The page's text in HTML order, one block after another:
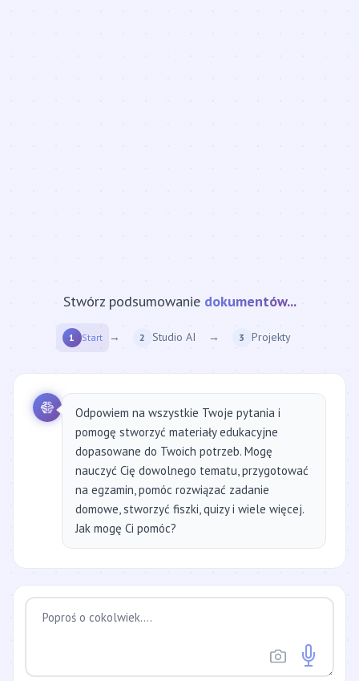
Stwórz podsumowanie strony internetowej...
1 Start → 2 Studio AI → 3 Projekty
Odpowiem na wszystkie Twoje pytania i
pomogę stworzyć materiały edukacyjne
dopasowane do Twoich potrzeb. Mogę
nauczyć Cię dowolnego tematu, przygotować
na egzamin, pomóc rozwiązać zadanie
domowe, stworzyć fiszki, quizy i wiele więcej.
Jak mogę Ci pomóc?